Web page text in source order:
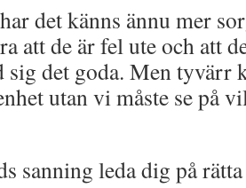
det känns ännu mer
att de är fel ute och att
sig det goda. Men tyvärr
utan vi måste se på
sanning leda dig på